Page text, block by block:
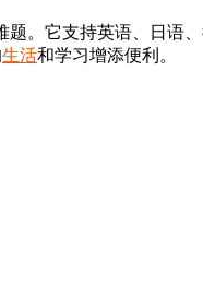
。它支持英语、日语
生活和学习增添便利。